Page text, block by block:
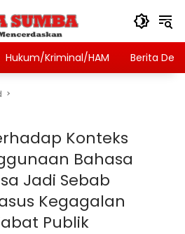
Hukum/Kriminal/HAM Berita Desa
Konteks
Bahasa
Jadi Sebab
Kegagalan
Publik